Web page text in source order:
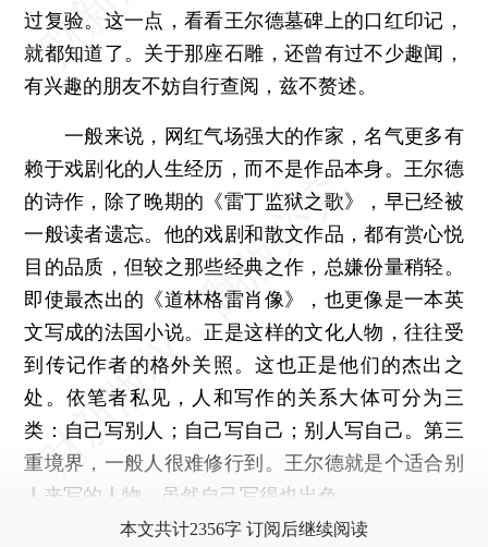
过复验。这一点，看看王尔德墓碑上的口红印记，
就都知道了。关于那座石雕，还曾有过不少趣闻，
有兴趣的朋友不妨自行查阅，兹不赘述。
一般来说，网红气场强大的作家，名气更多有
赖于戏剧化的人生经历，而不是作品本身。王尔德
的诗作，除了晚期的《雷丁监狱之歌》，早已经被
一般读者遗忘。他的戏剧和散文作品，都有赏心悦
目的品质，但较之那些经典之作，总嫌份量稍轻。
即使最杰出的《道林格雷肖像》，也更像是一本英
文写成的法国小说。正是这样的文化人物，往往受
到传记作者的格外关照。这也正是他们的杰出之
处。依笔者私见，人和写作的关系大体可分为三
类：自己写别人；自己写自己；别人写自己。第三
重境界，一般人很难修行到。王尔德就是个适合别
人来写的人物，虽然自己写得也出色。
本文共计2356字 订阅后继续阅读